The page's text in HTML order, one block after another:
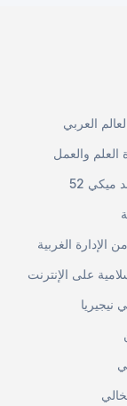
العربي
والعمل
ميكي 52
الإدارة الغربية
على الإنترنت
نيجيريا